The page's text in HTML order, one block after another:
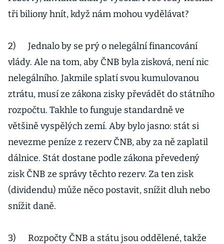
tři biliony hnít, když nám mohou vydělávat?
2) Jednalo by se prý o nelegální financování
vlády. Ale na tom, aby ČNB byla zisková, není nic
nelegálního. Jakmile splatí svou kumulovanou
ztrátu, musí ze zákona zisky převádět do státního
rozpočtu. Takhle to funguje standardně ve
většině vyspělých zemí. Aby bylo jasno: stát si
nevezme peníze z rezerv ČNB, aby za ně zaplatil
dálnice. Stát dostane podle zákona převedený
zisk ČNB ze správy těchto rezerv. Za ten zisk
(dividendu) může něco postavit, snížit dluh nebo
snížit daně.
3) Rozpočty ČNB a státu jsou oddělené, takže